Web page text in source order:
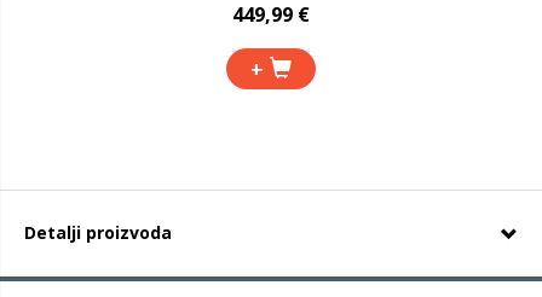
449,99 €
+
Detalji proizvoda